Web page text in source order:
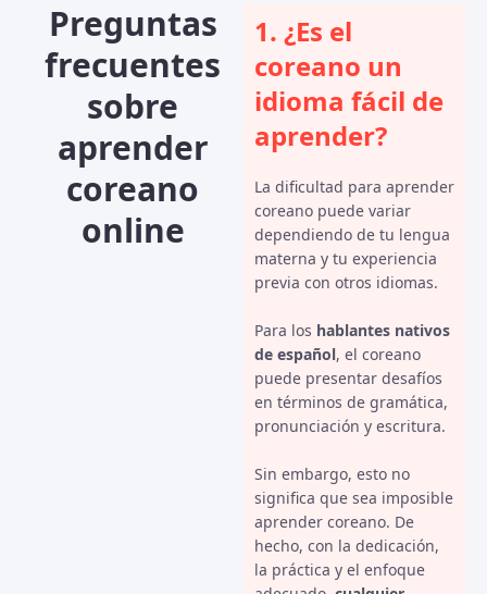
Preguntas
frecuentes
sobre
aprender
coreano
online
1. ¿Es el
coreano un
idioma fácil de
aprender?
La dificultad para aprender
coreano puede variar
dependiendo de tu lengua
materna y tu experiencia
previa con otros idiomas.
Para los hablantes nativos
de español, el coreano
puede presentar desafíos
en términos de gramática,
pronunciación y escritura.
Sin embargo, esto no
significa que sea imposible
aprender coreano. De
hecho, con la dedicación,
la práctica y el enfoque